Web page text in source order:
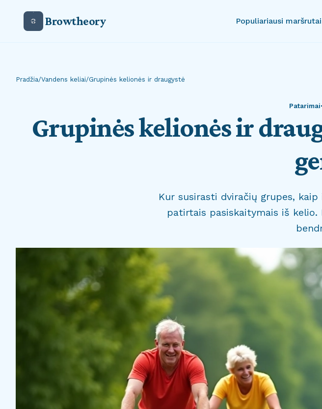
Browtheory Populiariausi maršrutai
Pradžia/Vandens keliai/Grupinės kelionės ir draugystė
Patarimai•
Grupinės kelionės ir
Kur susirasti dviračių grupes,
patirtais pasiskaitymais iš